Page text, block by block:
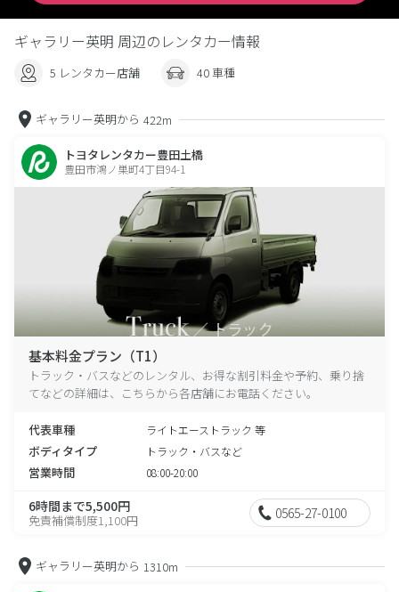
ギャラリー英明 周辺のレンタカー情報
5 レンタカー店舗 40 車種
ギャラリー英明から 422m
トヨタレンタカー豊田土橋
豊田市鴻ノ巣町4丁目94-1
基本料金プラン（T1）
トラック・バスなどのレンタル、お得な割引料金や予約、乗り捨
てなどの詳細は、こちらから各店舗にお電話ください。
代表車種 ライトエーストラック 等
ボディタイプ トラック・バスなど
営業時間 08:00-20:00
6時間まで5,500円
免責補償制度1,100円 0565-27-0100
ギャラリー英明から 1310m